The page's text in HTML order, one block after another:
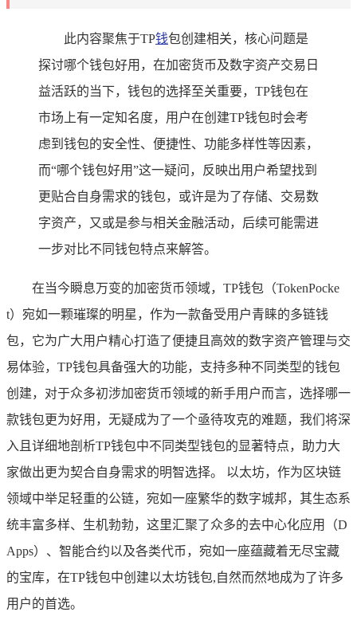
此内容聚焦于TP钱包创建相关，核心问题是
探讨哪个钱包好用，在加密货币及数字资产交易日
益活跃的当下，钱包的选择至关重要，TP钱包在
市场上有一定知名度，用户在创建TP钱包时会考
虑到钱包的安全性、便捷性、功能多样性等因素，
而“哪个钱包好用”这一疑问，反映出用户希望找到
更贴合自身需求的钱包，或许是为了存储、交易数
字资产，又或是参与相关金融活动，后续可能需进
一步对比不同钱包特点来解答。
在当今瞬息万变的加密货币领域，TP钱包（TokenPocke
t）宛如一颗璀璨的明星，作为一款备受用户青睐的多链钱
包，它为广大用户精心打造了便捷且高效的数字资产管理与交
易体验，TP钱包具备强大的功能，支持多种不同类型的钱包
创建，对于众多初涉加密货币领域的新手用户而言，选择哪一
款钱包更为好用，无疑成为了一个亟待攻克的难题，我们将深
入且详细地剖析TP钱包中不同类型钱包的显著特点，助力大
家做出更为契合自身需求的明智选择。 以太坊，作为区块链
领域中举足轻重的公链，宛如一座繁华的数字城邦，其生态系
统丰富多样、生机勃勃，这里汇聚了众多的去中心化应用（D
Apps）、智能合约以及各类代币，宛如一座蕴藏着无尽宝藏
的宝库，在TP钱包中创建以太坊钱包,自然而然地成为了许多
用户的首选。